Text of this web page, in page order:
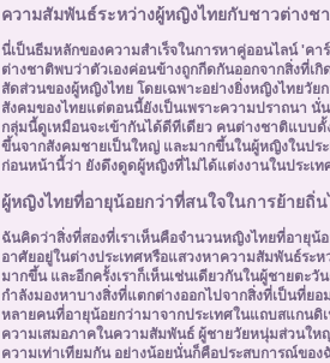
ความสัมพันธ์ระหว่างผู้หญิงไทยกับชาวต่างช
นี่เป็นธีมหลักของความสำเร็จในการหาคู่ออนไลน์ 'คา
ต่างชาติพบว่าตัวเองค่อนข้างถูกกีดกันออกจากสิ่งที่เ
สัดส่วนของผู้หญิงไทย โดยเฉพาะอย่างยิ่งหญิงไทยวัย
สังคมของไทยแต่ตอนนี้ยังเป็นเพราะความปราถนา
กลุ่มนี้ดูเหมือนจะเข้ากันได้ดีทีเดียว คนต่างชาติแบบ
ขึ้นจากสังคมชายเป็นใหญ่ และมากขึ้นในผู้หญิงในปร
ก่อนหน้านี้ว่า ยังดึงดูดผู้หญิงที่ไม่ได้แต่งงานในประเ
ผู้หญิงไทยที่อายุน้อยกว่าที่สนใจในการย้ายถิ่น
ฉันคิดว่าสิ่งที่สองที่เราเห็นคือจำนวนหญิงไทยที่อายุน้
อาศัยอยู่ในต่างประเทศหรือแสวงหาความสัมพันธ์ระห
มากขึ้น และอีกครั้งเราก็เห็นเช่นเดียวกันในผู้ชายตะ
กำลังมองหาบางสิ่งที่แตกต่างออกไปจากสิ่งที่เป็นที่ย
หลายคนที่อายุน้อยกว่ามาจากประเทศในแถบสแกนดิ
ความเสมอภาคในความสัมพันธ์ ผู้ชายวัยหนุ่มส่วนใ
ความเท่าเทียมกัน อย่างน้อยนั่นก็คือประสบการณ์ของ